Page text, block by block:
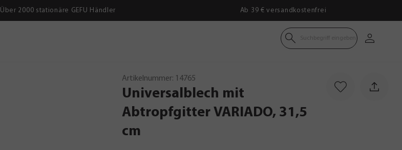
Über 2000 stationäre GEFU Händler Ab 39 € versandkostenfrei
Suchbegriff eingeben
Artikelnummer: 14765
Universalblech mit
Abtropfgitter VARIADO, 31,5
cm